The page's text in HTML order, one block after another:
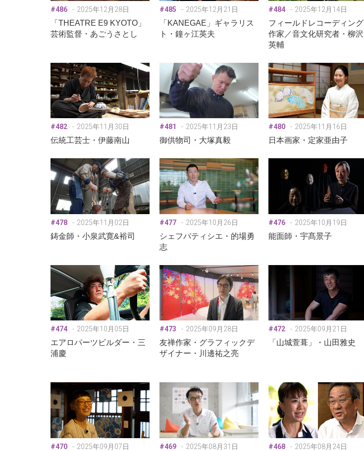
#486 2025年12月28日
「THEATRE E9 KYOTO」
芸術監督・あごうさとし
#485 2025年12月21日
「KANEGAE」ギャラリス
ト・鐘ヶ江英夫
#484 2025年12月14日
フィールドレコーディング
作家／音文化研究者・柳沢
英輔
#482 2025年11月30日
伝統工芸士・伊藤南山
#481 2025年11月23日
御供物司・大塚真毅
#480 2025年11月16日
日本画家・定家亜由子
#478 2025年11月02日
鋳金師・小泉武寛&裕司
#477 2025年10月26日
シェフパティシエ・的場勇
志
#476 2025年10月19日
能面師・宇髙景子
#474 2025年10月05日
エアロパーツビルダー・三
浦慶
#473 2025年09月28日
友禅作家・グラフィックデ
ザイナー・川邊祐之亮
#472 2025年09月21日
「山城萱葺」・山田雅史
#470 2025年09月07日 #469 2025年08月31日 #468 2025年08月24日